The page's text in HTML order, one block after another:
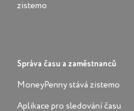
zistemo
Správa času a zaměstnanců
MoneyPenny stává zistemo
Aplikace pro sledování času